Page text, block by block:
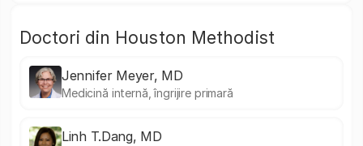
Doctori din Houston Methodist
Jennifer Meyer, MD
Medicină internă, îngrijire primară
Linh T.Dang, MD